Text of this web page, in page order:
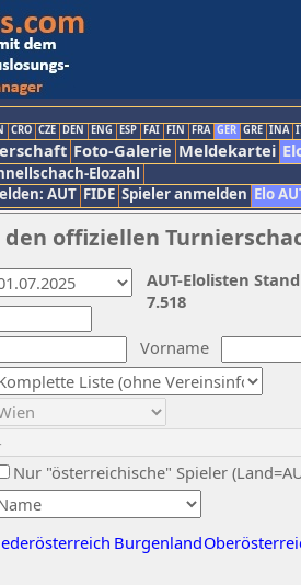
CRO CZE DEN ENG ESP FAI FIN FRA GER GRE INA
Foto-Galerie Meldekartei
Elozahl
AUT FIDE Spieler anmelden Elo
offiziellen
Vorname
Nur "österreichische" Spieler
Burgenland
AUT-Elolisten
7.518